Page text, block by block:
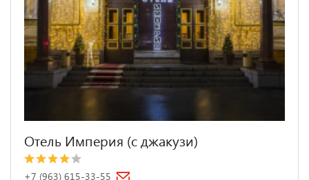
Отель Империя (с джакузи)
+7 (963) 615-33-55